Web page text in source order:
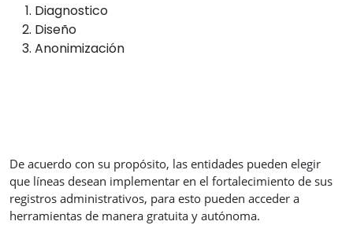
Diagnostico
Diseño
Anonimización
De acuerdo con su propósito, las entidades pueden elegir
que líneas desean implementar en el fortalecimiento de sus
registros administrativos, para esto pueden acceder a
herramientas de manera gratuita y autónoma.